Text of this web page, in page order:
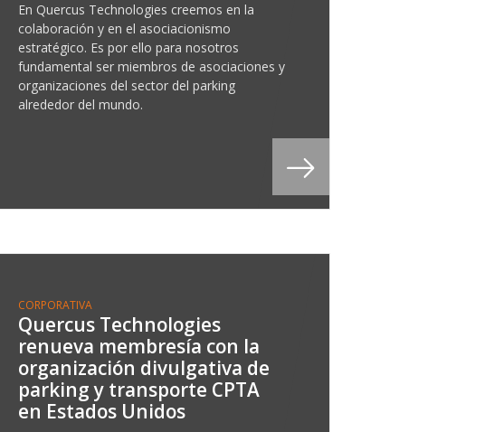
En Quercus Technologies creemos en la
colaboración y en el asociacionismo
estratégico. Es por ello para nosotros
fundamental ser miembros de asociaciones y
organizaciones del sector del parking
alrededor del mundo.
CORPORATIVA
Quercus Technologies
renueva membresía con la
organización divulgativa de
parking y transporte CPTA
en Estados Unidos